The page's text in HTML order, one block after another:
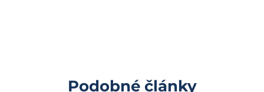
Podobné články